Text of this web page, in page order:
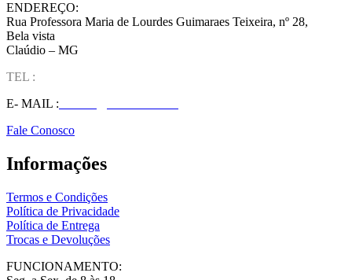
ENDEREÇO:
Rua Professora Maria de Lourdes Guimaraes Teixeira, nº 28,
Bela vista
Claúdio – MG
TEL :
E- MAIL :
Fale Conosco
Informações
Termos e Condições
Política de Privacidade
Política de Entrega
Trocas e Devoluções
FUNCIONAMENTO: